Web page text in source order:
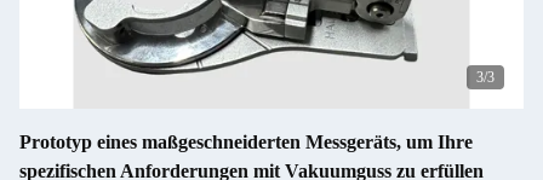
1/3
Prototyp eines maßgeschneiderten Messgeräts, um Ihre
spezifischen Anforderungen mit Vakuumguss zu erfüllen